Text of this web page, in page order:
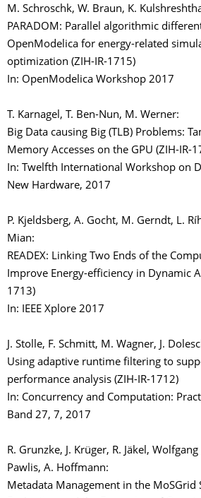
M. Schroschk, W. Braun, K.
PARADOM: Parallel algorithmic
OpenModelica for energy-related
optimization (ZIH-IR-1715)
In: OpenModelica Workshop 2017
T. Karnagel, T. Ben-Nun, M. Werner:
Big Data causing Big (TLB) Problems:
Memory Accesses on the GPU (ZIH-IR-
In: Twelfth International Workshop on
New Hardware, 2017
P. Kjeldsberg, A. Gocht, M. Gerndt, L.
Mian:
READEX: Linking Two Ends of the
Improve Energy-efficiency in Dynamic
1713)
In: IEEE Xplore 2017
J. Stolle, F. Schmitt, M. Wagner, J.
Using adaptive runtime filtering to
performance analysis (ZIH-IR-1712)
In: Concurrency and Computation:
Band 27, 7, 2017
R. Grunzke, J. Krüger, R. Jäkel,
Pawlis, A. Hoffmann:
Metadata Management in the MoSGrid